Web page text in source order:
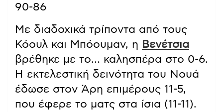
90-86
Με διαδοχικά τρίποντα από τους
Κόουλ και Μπόουμαν, η Βενέτσια
βρέθηκε με το… καλησπέρα στο 0-6.
Η εκτελεστική δεινότητα του Νουά
έδωσε στον Άρη επιμέρους 11-5,
που έφερε το ματς στα ίσια (11-11).